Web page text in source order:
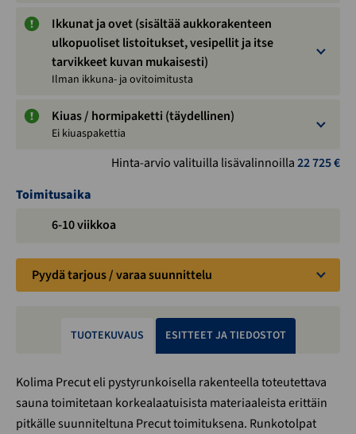
Ikkunat ja ovet (sisältää aukkorakenteen
ulkopuoliset listoitukset, vesipellit ja itse
tarvikkeet kuvan mukaisesti)
Ilman ikkuna- ja ovitoimitusta
Kiuas / hormipaketti (täydellinen)
Ei kiuaspakettia
Hinta-arvio valituilla lisävalinnoilla22 725€
Toimitusaika
6-10 viikkoa
Pyydä tarjous / varaa suunnittelu
TUOTEKUVAUS ESITTEET JA TIEDOSTOT
Kolima Precut eli pystyrunkoisella rakenteella toteutettava
sauna toimitetaan korkealaatuisista materiaaleista erittäin
pitkälle suunniteltuna Precut toimituksena. Runkotolpat